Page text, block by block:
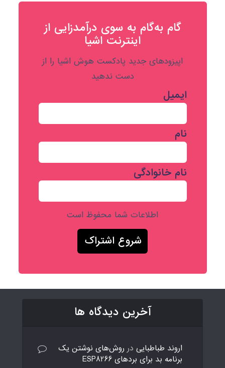
گام به‌گام به‌ سوی درآمدزایی از
اینترنت اشیا
اپیزودهای جدید پادکست هوش اشیا را از
دست ندهید
ایمیل
نام
نام خانوادگی
اطلاعات شما محفوظ است
آخرین دیدگاه ها
اروند طباطبایی در روش‌های نوشتن یک
برنامه بد برای بردهای ESP8266